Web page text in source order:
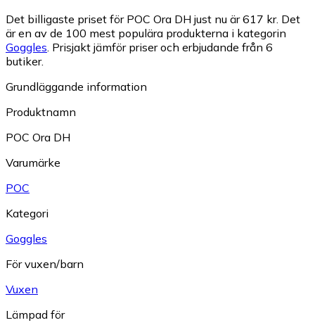
Det billigaste priset för POC Ora DH just nu är 617 kr. Det
är en av de 100 mest populära produkterna i kategorin
Goggles. Prisjakt jämför priser och erbjudande från 6
butiker.
Grundläggande information
Produktnamn
POC Ora DH
Varumärke
POC
Kategori
Goggles
För vuxen/barn
Vuxen
Lämpad för